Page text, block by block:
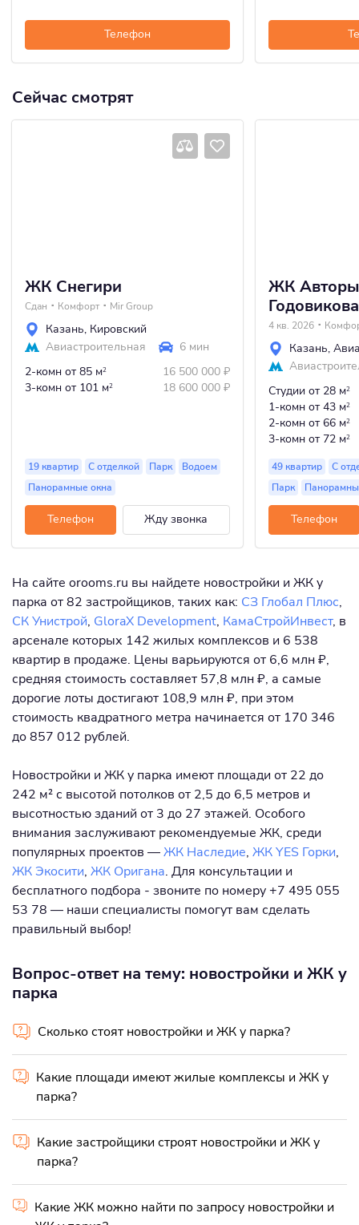
Телефон
Сейчас смотрят
ЖК Снегири
Сдан Комфорт Mir Group
Казань, Кировский
Авиастроительная
6 мин
2-комн от 85 м2 16 500 000 ₽
3-комн от 101 м2 18 600 000 ₽
19 квартир С отделкой Парк
Водоем
Панорамные окна
Телефон Жду звонка
ЖК
Годовикова
4 кв. 2026
Казань,
Студии от 28 м2
1-комн от 43 м2
2-комн от 66 м2
3-комн от 72 м2
49 квартир
С
Парк
Телефон
На сайте orooms.ru вы найдете новостройки и ЖК у
парка от 82 застройщиков, таких как: СЗ Глобал Плюс,
СК Унистрой, GloraX Development, КамаСтройИнвест, в
арсенале которых 142 жилых комплексов и 6 538
квартир в продаже. Цены варьируются от 6,6 млн ₽,
средняя стоимость составляет 57,8 млн ₽, а самые
дорогие лоты достигают 108,9 млн ₽, при этом
стоимость квадратного метра начинается от 170 346
до 857 012 рублей.
Новостройки и ЖК у парка имеют площади от 22 до
242 м² с высотой потолков от 2,5 до 6,5 метров и
высотностью зданий от 3 до 27 этажей. Особого
внимания заслуживают рекомендуемые ЖК, среди
популярных проектов —ЖК Наследие, ЖК YES Горки,
ЖК Экосити, ЖК Оригана. Для консультации и
бесплатного подбора - звоните по номеру +7 495 055
53 78 — наши специалисты помогут вам сделать
правильный выбор!
Вопрос-ответ на тему: новостройки и ЖК у
парка
Сколько стоят новостройки и ЖК у парка?
Какие площади имеют жилые комплексы и ЖК у
парка?
Какие застройщики строят новостройки и ЖК у
парка?
Какие ЖК можно найти по запросу новостройки и